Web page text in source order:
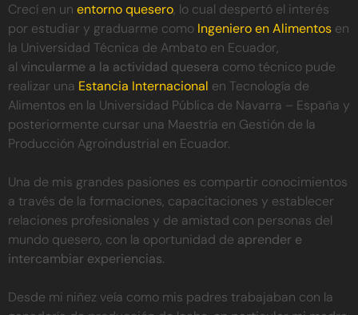
Crecí en un entorno quesero, lo cual despertó el interés
por estudiar y graduarme como Ingeniero en Alimentos en
la Universidad Técnica de Ambato en Ecuador,
al vincularme a la actividad quesera como técnico pude
realizar una Estancia Internacional en Tecnología de
Alimentos en la Universidad Pública de Navarra – España y
posteriormente cursar una Maestría en Gestión de la
Producción Agroindustrial en Ecuador.
Una de mis grandes pasiones es compartir conocimientos
a través de la formaciones, capacitaciones y establecer
relaciones profesionales y de amistad con personas del
mundo quesero, con la oportunidad de aprender e
intercambiar experiencias.
Desde mi niñez veía como mis padres trabajaban con la